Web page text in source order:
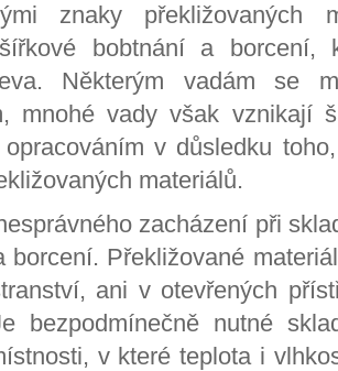
znaky překližovaných
bobtnání a borcení,
Některým vadám se
mnohé vady však vznikají
opracováním v důsledku
materiálů.
zacházení při
borcení. Překližované
ani v otevřených
bezpodmínečně nutné
v které teplota i